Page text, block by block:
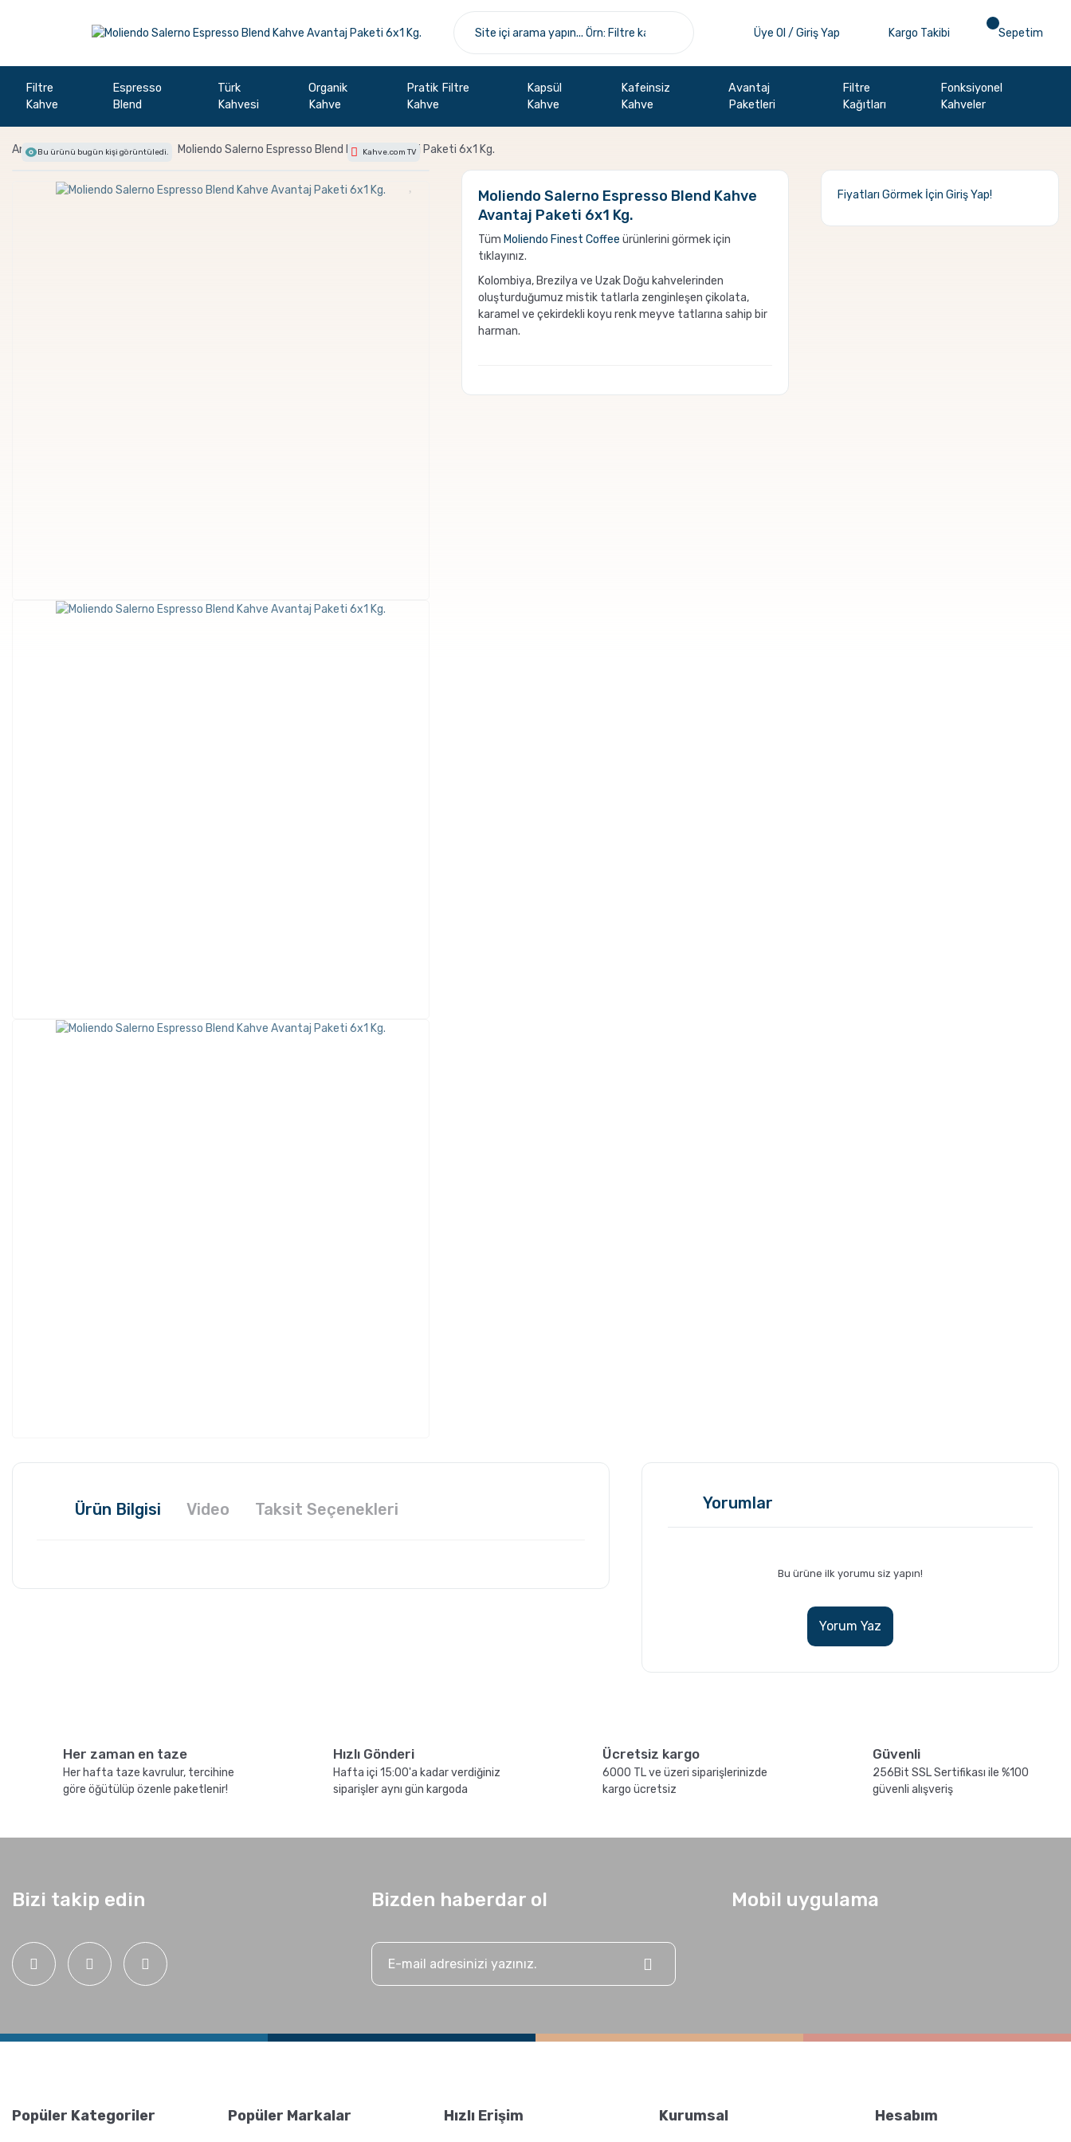
Üye Ol / Giriş Yap Kargo Takibi Sepetim
Filtre
Kahve
Espresso
Blend
Türk
Kahvesi
Organik
Kahve
Pratik Filtre
Kahve
Kapsül
Kahve
Kafeinsiz
Kahve
Avantaj
Paketleri
Filtre
Kağıtları
Fonksiyonel
Kahveler
Anasayfa Espresso Blend Moliendo Salerno Espresso Blend Kahve Avantaj Paketi 6x1 Kg.
Bu ürünü bugün kişi görüntüledi. Kahve.com TV
Moliendo Salerno Espresso Blend Kahve
Avantaj Paketi 6x1 Kg.
Tüm Moliendo Finest Coffee ürünlerini görmek için
tıklayınız.
Kolombiya, Brezilya ve Uzak Doğu kahvelerinden
oluşturduğumuz mistik tatlarla zenginleşen çikolata,
karamel ve çekirdekli koyu renk meyve tatlarına sahip bir
harman.
Fiyatları Görmek İçinGiriş Yap!
Ürün Bilgisi Video Taksit Seçenekleri
GROSCHE Milano
Grosche Aberdeen
Grosche Milano Moka
Kahve Nasıl Öğütülür,
Nelere Dikkat Edilmeli?
Hangi Demleme İçin
Nasıl Kahve
French Press ile Kahve
Nasıl Yapılır?
Grosche Milano Çelik
Moka Pot
GROSCHE Milano Moka
Yorumlar
Bu ürüne ilk yorumu siz yapın!
Yorum Yaz
Her zaman en taze
Her hafta taze kavrulur, tercihine
göre öğütülüp özenle paketlenir!
Hızlı Gönderi
Hafta içi 15:00'a kadar verdiğiniz
siparişler aynı gün kargoda
Ücretsiz kargo
6000 TL ve üzeri siparişlerinizde
kargo ücretsiz
Güvenli
256Bit SSL Sertifikası ile %100
güvenli alışveriş
Bizi takip edin Bizden haberdar ol Mobil uygulama
Popüler Kategoriler Popüler Markalar Hızlı Erişim Kurumsal Hesabım